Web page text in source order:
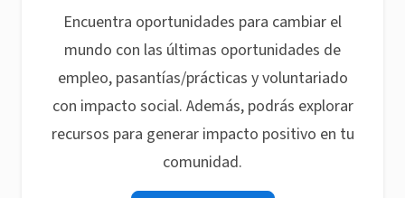
Encuentra oportunidades para cambiar el
mundo con las últimas oportunidades de
empleo, pasantías/prácticas y voluntariado
con impacto social. Además, podrás explorar
recursos para generar impacto positivo en tu
comunidad.